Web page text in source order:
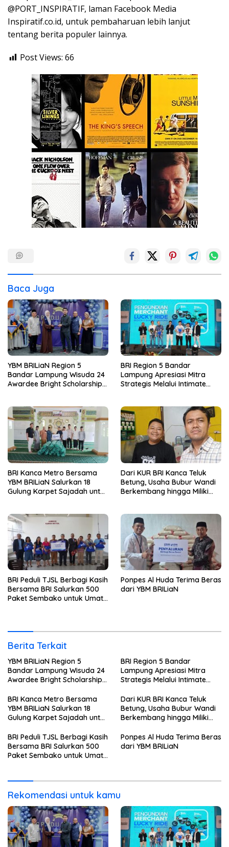
@PORT_INSPIRATIF, laman Facebook Media
Inspiratif.co.id, untuk pembaharuan lebih lanjut
tentang berita populer lainnya.
Post Views: 66
Baca Juga
YBM BRILiaN Region 5
Bandar Lampung Wisuda 24
Awardee Bright Scholarship
BRI Region 5 Bandar
Lampung Apresiasi Mitra
Strategis Melalui Intimate
Ride
BRI Kanca Metro Bersama
YBM BRILiaN Salurkan 18
Gulung Karpet Sajadah untuk
Dari KUR BRI Kanca Teluk
Betung, Usaha Bubur Wandi
Berkembang hingga Miliki
BRI Peduli TJSL Berbagi Kasih
Bersama BRI Salurkan 500
Paket Sembako untuk Umat
Ponpes Al Huda Terima Beras
dari YBM BRILiaN
Berita Terkait
YBM BRILiaN Region 5
Bandar Lampung Wisuda 24
Awardee Bright Scholarship
Profesional Berakhlak Mulia
BRI Region 5 Bandar
Lampung Apresiasi Mitra
Strategis Melalui Intimate
Pemenang Merchant Lucky
Ride
BRI Kanca Metro Bersama
YBM BRILiaN Salurkan 18
Gulung Karpet Sajadah untuk
Dari KUR BRI Kanca Teluk
Betung, Usaha Bubur Wandi
Berkembang hingga Miliki
BRI Peduli TJSL Berbagi Kasih
Bersama BRI Salurkan 500
Paket Sembako untuk Umat
Ponpes Al Huda Terima Beras
dari YBM BRILiaN
Rekomendasi untuk kamu